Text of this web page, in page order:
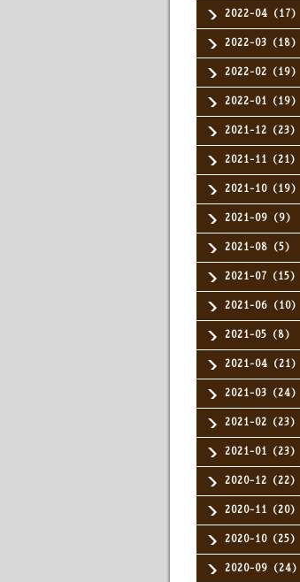
2022-04（17）
2022-03（18）
2022-02（19）
2022-01（19）
2021-12（23）
2021-11（21）
2021-10（19）
2021-09（9）
2021-08（5）
2021-07（15）
2021-06（10）
2021-05（8）
2021-04（21）
2021-03（24）
2021-02（23）
2021-01（23）
2020-12（22）
2020-11（20）
2020-10（25）
2020-09（24）